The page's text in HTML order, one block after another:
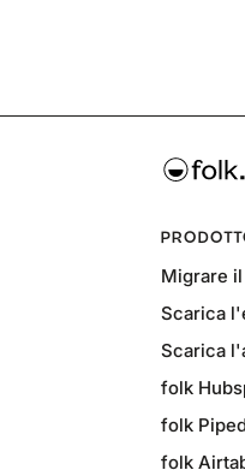
Migrare
Scarica
Scarica
folk
folk
folk